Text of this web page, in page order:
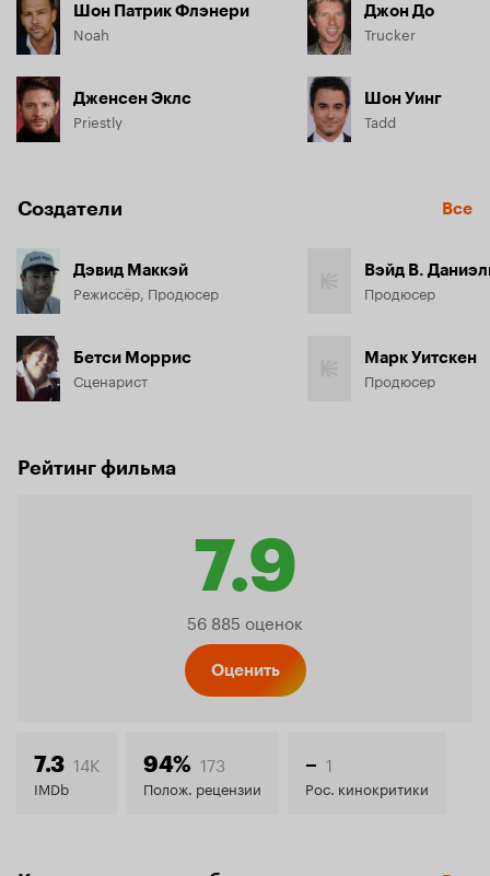
Шон Патрик Флэнери
Noah
Дженсен Эклс
Priestly
Джон До
Trucker
Шон Уинг
Tadd
Создатели Все
Дэвид Маккэй
Режиссёр, Продюсер
Бетси Моррис
Сценарист
Вэйд В.
Продюсер
Марк Уитскен
Продюсер
Рейтинг фильма
7.9
Рейтинг
7.9
56 885 оценок
Оценить
7.3 14K
IMDb
94% 173
Полож. рецензии
– 1
Рос. кинокритики